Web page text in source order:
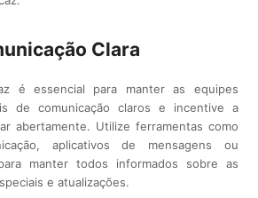
Clara
é essencial para manter as equipes
de comunicação claros e incentive a
abertamente. Utilize ferramentas como
aplicativos de mensagens ou
manter todos informados sobre as
e atualizações.